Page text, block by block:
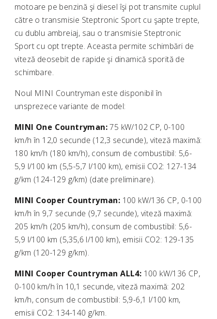
motoare pe benzină şi diesel îşi pot transmite cuplul
către o transmisie Steptronic Sport cu şapte trepte,
cu dublu ambreiaj, sau o transmisie Steptronic
Sport cu opt trepte. Aceasta permite schimbări de
viteză deosebit de rapide şi dinamică sporită de
schimbare.
Noul MINI Countryman este disponibil în
unsprezece variante de model:
MINI One Countryman:75 kW/102 CP, 0-100
km/h în 12,0 secunde (12,3 secunde), viteză maximă:
180 km/h (180 km/h), consum de combustibil: 5,6-
5,9 l/100 km (5,5-5,7 l/100 km), emisii CO2: 127-134
g/km (124-129 g/km) (date preliminare).
MINI Cooper Countryman: 100 kW/136 CP, 0-100
km/h în 9,7 secunde (9,7 secunde), viteză maximă:
205 km/h (205 km/h), consum de combustibil: 5,6-
5,9 l/100 km (5,35,6 l/100 km), emisii CO2: 129-135
g/km (120-129 g/km).
MINI Cooper Countryman ALL4: 100 kW/136 CP,
0-100 km/h în 10,1 secunde, viteză maximă: 202
km/h, consum de combustibil: 5,9-6,1 l/100 km,
emisii CO2: 134-140 g/km.